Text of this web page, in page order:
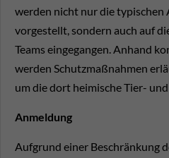
werden nicht nur die typischen
vorgestellt, sondern auch auf
Teams eingegangen. Anhand
werden Schutzmaßnahmen
um die dort heimische Tier-
Anmeldung
Aufgrund einer Beschränkung